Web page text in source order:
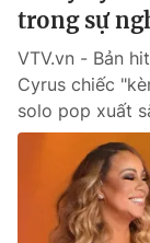
trong sự
VTV.vn - Bản
Cyrus chiếc
solo pop xuất